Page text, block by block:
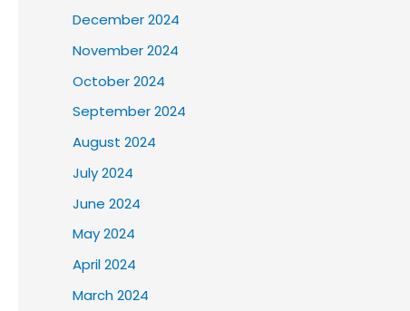
December 2024
November 2024
October 2024
September 2024
August 2024
July 2024
June 2024
May 2024
April 2024
March 2024